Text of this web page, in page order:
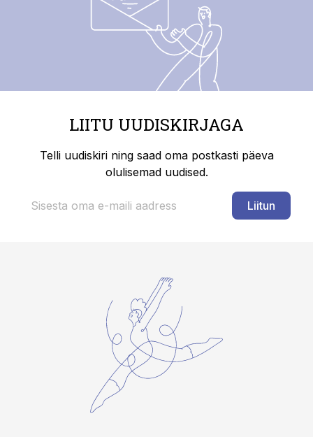
LIITU UUDISKIRJAGA
Telli uudiskiri ning saad oma postkasti päeva
olulisemad uudised.
Liitun